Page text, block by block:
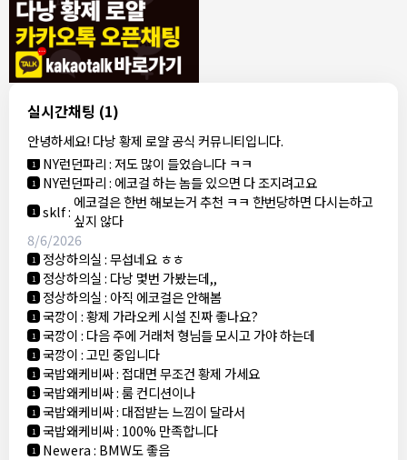
실시간채팅 (1)
안녕하세요! 다낭 황제 로얄 공식 커뮤니티입니다.
8/4/2026
1 모기한테물림:여기도 문의해보면 바로 알려줌
1 모기한테물림:정찰가보다 쌀수 없음
1 결혼안해:ㄹㅇ 팩트 ㅋㅋㅋㅋ
결혼안해:ㄹㅇ 팩트 ㅋㅋㅋㅋ
8/5/2026
NY런던파리 :다낭 에코걸 여기서 예약 가능한가요?
1 3군:에코걸 좀 조심 하는게 좋음
1 NY런던파리:저도 많이 들었습니다 ㅋㅋ
1 NY런던파리: 에코걸 하는 놈들 있으면 다 조지려고요
1 sklf: 에코걸은 한번 해보는거 추천 ㅋㅋ 한번당하면 다시는하고
싶지 않다
8/6/2026
1 정상하의실:무섭네요 ㅎㅎ
1 정상하의실: 다낭 몇번 가봤는데,,
1 정상하의실: 아직 에코걸은 안해봄
1 국깡이:황제 가라오케 시설 진짜 좋나요?
1 국깡이: 다음 주에 거래처 형님들 모시고 가야 하는데
1 국깡이:고민 중입니다
1 국밥왜케비싸: 접대면 무조건 황제 가세요
1 국밥왜케비싸:룸 컨디션이나
1 국밥왜케비싸: 대접받는 느낌이 달라서
1 국밥왜케비싸: 100% 만족합니다
1 Newera: BMW도 좋음